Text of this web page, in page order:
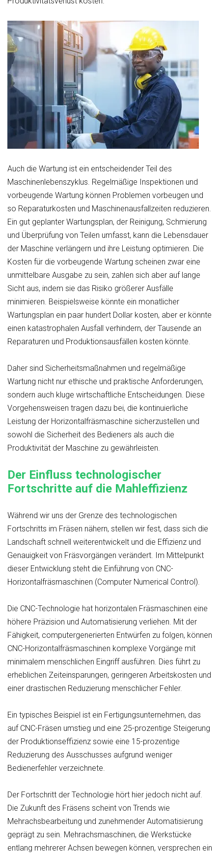
Auch die Wartung ist ein entscheidender Teil des
Maschinenlebenszyklus. Regelmäßige Inspektionen und
vorbeugende Wartung können Problemen vorbeugen und
so Reparaturkosten und Maschinenausfallzeiten reduzieren.
Ein gut geplanter Wartungsplan, der Reinigung, Schmierung
und Überprüfung von Teilen umfasst, kann die Lebensdauer
der Maschine verlängern und ihre Leistung optimieren. Die
Kosten für die vorbeugende Wartung scheinen zwar eine
unmittelbare Ausgabe zu sein, zahlen sich aber auf lange
Sicht aus, indem sie das Risiko größerer Ausfälle
minimieren. Beispielsweise könnte ein monatlicher
Wartungsplan ein paar hundert Dollar kosten, aber er könnte
einen katastrophalen Ausfall verhindern, der Tausende an
Reparaturen und Produktionsausfällen kosten könnte.
Daher sind Sicherheitsmaßnahmen und regelmäßige
Wartung nicht nur ethische und praktische Anforderungen,
sondern auch kluge wirtschaftliche Entscheidungen. Diese
Vorgehensweisen tragen dazu bei, die kontinuierliche
Leistung der Horizontalfräsmaschine sicherzustellen und
sowohl die Sicherheit des Bedieners als auch die
Produktivität der Maschine zu gewährleisten.
Der Einfluss technologischer
Fortschritte auf die Mahleffizienz
Während wir uns der Grenze des technologischen
Fortschritts im Fräsen nähern, stellen wir fest, dass sich die
Landschaft schnell weiterentwickelt und die Effizienz und
Genauigkeit von Fräsvorgängen verändert. Im Mittelpunkt
dieser Entwicklung steht die Einführung von CNC-
Horizontalfräsmaschinen (Computer Numerical Control).
Die CNC-Technologie hat horizontalen Fräsmaschinen eine
höhere Präzision und Automatisierung verliehen. Mit der
Fähigkeit, computergenerierten Entwürfen zu folgen, können
CNC-Horizontalfräsmaschinen komplexe Vorgänge mit
minimalem menschlichen Eingriff ausführen. Dies führt zu
erheblichen Zeiteinsparungen, geringeren Arbeitskosten und
einer drastischen Reduzierung menschlicher Fehler.
Ein typisches Beispiel ist ein Fertigungsunternehmen, das
auf CNC-Fräsen umstieg und eine 25-prozentige Steigerung
der Produktionseffizienz sowie eine 15-prozentige
Reduzierung des Ausschusses aufgrund weniger
Bedienerfehler verzeichnete.
Der Fortschritt der Technologie hört hier jedoch nicht auf.
Die Zukunft des Fräsens scheint von Trends wie
Mehrachsbearbeitung und zunehmender Automatisierung
geprägt zu sein. Mehrachsmaschinen, die Werkstücke
entlang mehrerer Achsen bewegen können, versprechen ein